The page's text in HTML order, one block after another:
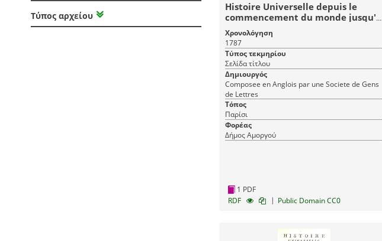
Τύπος αρχείου
Histoire Universelle depuis le
commencement du monde jusqu'à
présent: Tome Cinquante-Sixieme
(58) Histoire Moderne - Histoire
Universelle 98
Χρονολόγηση
1787
Τύπος τεκμηρίου
Σελίδα τίτλου
Δημιουργός
Composee en Anglois par une Societe de Gens
de Lettres
Τόπος
Παρίσι
Φορέας
Δήμος Αμοργού
1 PDF
RDF
| Public Domain CC0